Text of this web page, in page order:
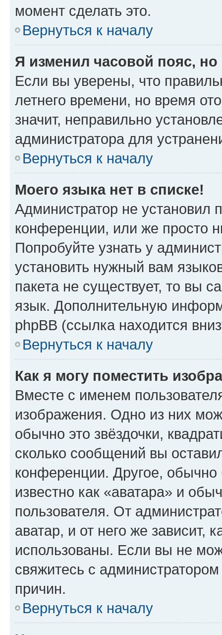
момент сделать это.
Вернуться к началу
Я изменил часовой пояс,
Если вы уверены, что
летнего времени, но время
значит, неправильно
администратора для
Вернуться к началу
Моего языка нет в списке!
Администратор не установил
конференции, или же просто
Попробуйте узнать у
установить нужный вам
пакета не существует, то вы
язык. Дополнительную
phpBB (ссылка находится
Вернуться к началу
Как я могу поместить
Вместе с именем
изображения. Одно из них
обычно это звёздочки,
сколько сообщений вы
конференции. Другое,
известно как «аватара» и
пользователя. От
аватар, и от него же зависит,
использованы. Если вы не
свяжитесь с
причин.
Вернуться к началу